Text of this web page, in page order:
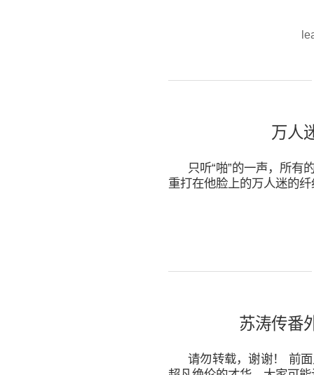
万人
只听“啪”的一声，所有
重打在他脸上的万人迷的
苏涛传番
请勿转载，谢谢！ 前